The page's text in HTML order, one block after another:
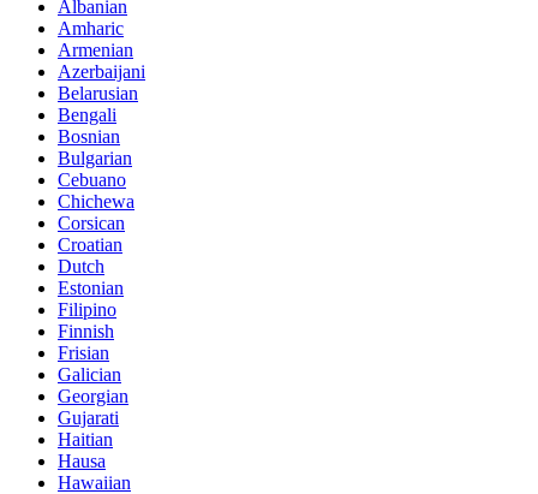
Albanian
Amharic
Armenian
Azerbaijani
Belarusian
Bengali
Bosnian
Bulgarian
Cebuano
Chichewa
Corsican
Croatian
Dutch
Estonian
Filipino
Finnish
Frisian
Galician
Georgian
Gujarati
Haitian
Hausa
Hawaiian